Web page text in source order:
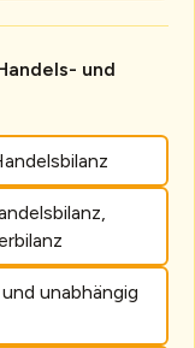
und
unabhängig